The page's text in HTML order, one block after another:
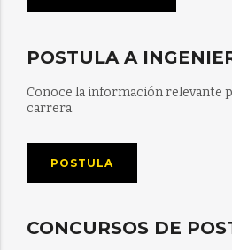
POSTULA A
Conoce la información relevante
carrera.
POSTULA
CONCURSOS DE